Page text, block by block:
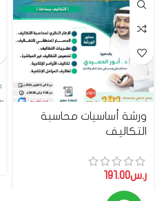
ورشة أساسيات محاسبة
التكاليف
ر.س